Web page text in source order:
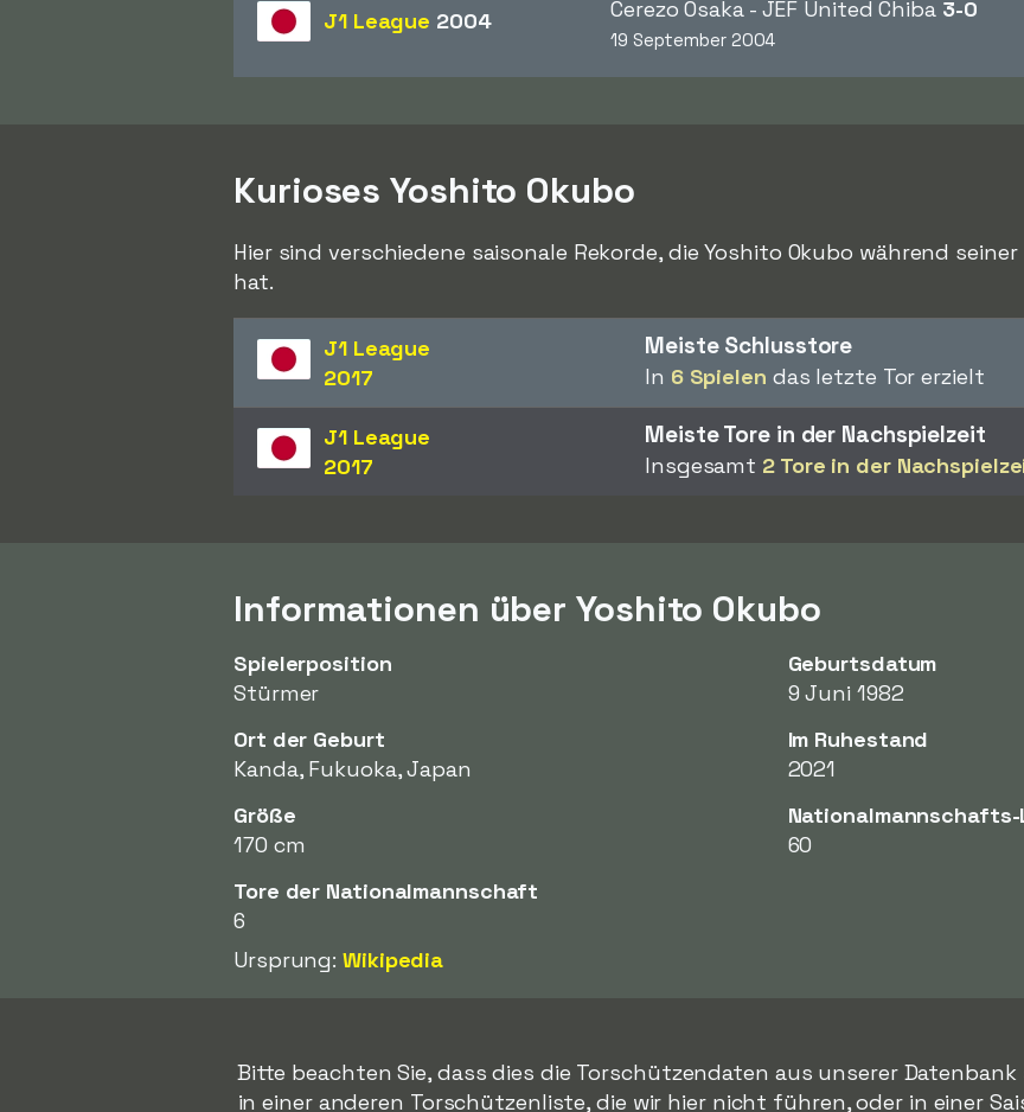
J1 League 2004 Cerezo Osaka - JEF United Chiba 3-0
19 September 2004
Kurioses Yoshito Okubo
Hier sind verschiedene saisonale Rekorde, die Yoshito Okubo während
hat.
J1 League
2017
Meiste Schlusstore
In 6 Spielen das letzte Tor erzielt
J1 League
2017
Meiste Tore in der Nachspielzeit
Insgesamt 2 Tore in der
Informationen über Yoshito Okubo
Spielerposition
Stürmer
Geburtsdatum
9 Juni 1982
Ort der Geburt
Kanda, Fukuoka, Japan
Im Ruhestand
2021
Größe
170 cm
60
Tore der Nationalmannschaft
6
Ursprung: Wikipedia
Bitte beachten Sie, dass dies die Torschützendaten aus unserer
in einer anderen Torschützenliste, die wir hier nicht führen, oder in einer